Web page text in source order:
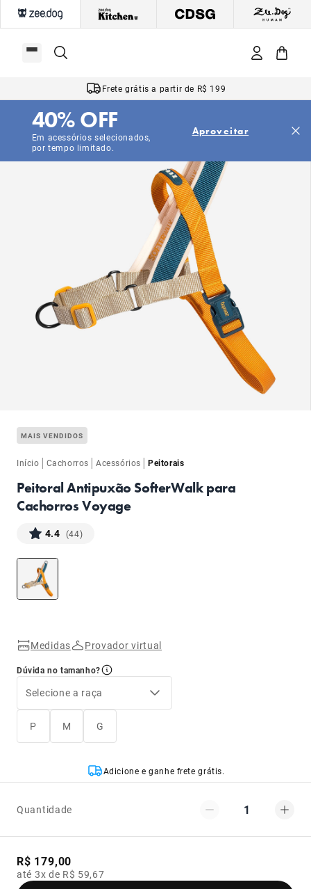
Frete grátis a partir de R$ 199
Em acessórios selecionados,
por tempo limitado.
40% OFF Aproveitar
MAIS VENDIDOS
Início | Cachorros |Acessórios |Peitorais
Peitoral Antipuxão SofterWalk para
Cachorros Voyage
4.4 (44)
Medidas Provador virtual
Dúvida no tamanho?
Selecione a raça
P M G
Adicione e ganhe frete grátis.
Quantidade 1
R$ 179,00
até 3x de R$ 59,67